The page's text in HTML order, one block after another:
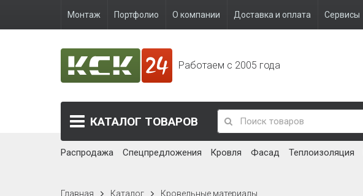
Монтаж Портфолио О компании Доставка и оплата Сервисы
Работаем с 2005 года
КАТАЛОГ ТОВАРОВ
Распродажа Спецпредложения Кровля Фасад Теплоизоляция
Главная Каталог Кровельные материалы